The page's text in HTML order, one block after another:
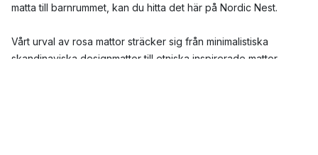
matta till barnrummet, kan du hitta det här på Nordic Nest.
Vårt urval av rosa mattor sträcker sig från minimalistiska
skandinaviska designmattor till etniska inspirerade mattor.